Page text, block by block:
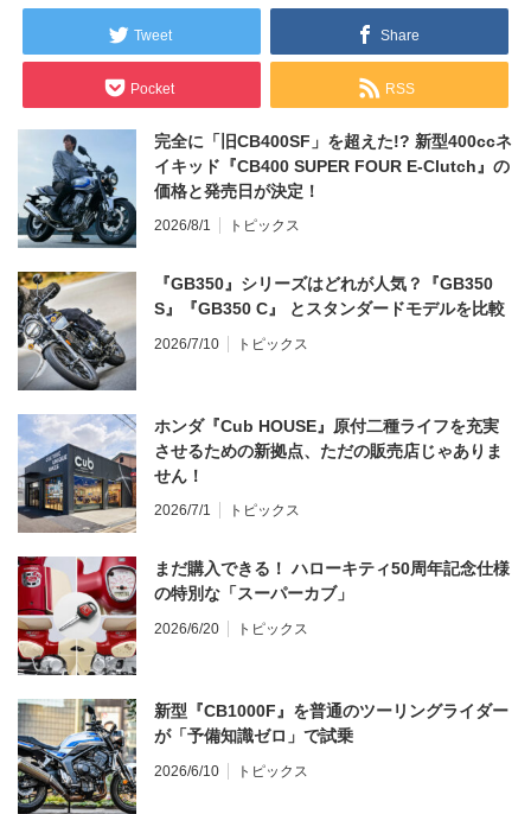
Tweet Share
Pocket RSS
完全に「旧CB400SF」を超えた!? 新型400ccネ
イキッド『CB400 SUPER FOUR E-Clutch』の
価格と発売日が決定！
2026/8/1 トピックス
『GB350』シリーズはどれが人気？『GB350
S』『GB350 C』 とスタンダードモデルを比較
2026/7/10 トピックス
ホンダ『Cub HOUSE』原付二種ライフを充実
させるための新拠点、ただの販売店じゃありま
せん！
2026/7/1 トピックス
まだ購入できる！ ハローキティ50周年記念仕様
の特別な「スーパーカブ」
2026/6/20 トピックス
新型『CB1000F』を普通のツーリングライダー
が「予備知識ゼロ」で試乗
2026/6/10 トピックス